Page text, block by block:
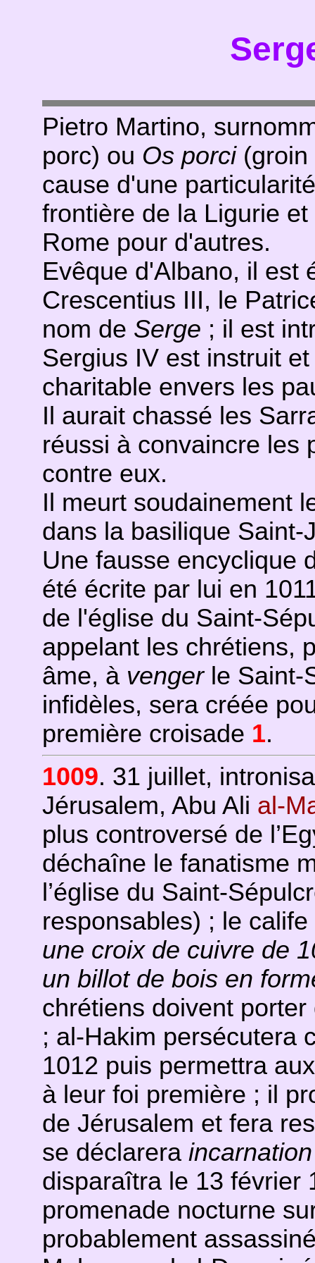
Pietro Martino,
porc) ou Os porci(groin
cause d'une
frontière de la Ligurie
Rome pour d'autres.
Evêque d'Albano, il est
Crescentius III, le
nom de Serge ; il est
Sergius IV est instruit
charitable envers les
Il aurait chassé les
réussi à convaincre les
contre eux.
Il meurt soudainement
dans la basilique Saint-
Une fausse encyclique
été écrite par lui en
de l'église du Saint-
appelant les chrétiens,
âme, à vengerle Saint-
infidèles, sera créée
première croisade 1.
1009. 31 juillet,
Jérusalem, Abu Ali al-
plus controversé de
déchaîne le fanatisme
l’église du Saint-
responsables) ; le
une croix de cuivre de
un billot de bois en
chrétiens doivent
; al-Hakim persécutera
1012 puis permettra
à leur foi première ; il
de Jérusalem et fera
se déclarera
disparaîtra le 13 février
promenade nocturne
probablement